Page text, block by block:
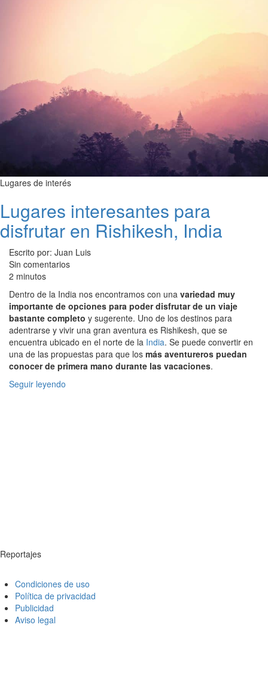
Lugares de interés
Lugares interesantes para
disfrutar en Rishikesh, India
Escrito por: Juan Luis
Sin comentarios
2 minutos
Dentro de la India nos encontramos con una variedad muy
importante de opciones para poder disfrutar de un viaje
bastante completo y sugerente. Uno de los destinos para
adentrarse y vivir una gran aventura es Rishikesh, que se
encuentra ubicado en el norte de la India. Se puede convertir en
una de las propuestas para que los más aventureros puedan
conocer de primera mano durante las vacaciones.
Seguir leyendo
Reportajes
Condiciones de uso
Política de privacidad
Publicidad
Aviso legal